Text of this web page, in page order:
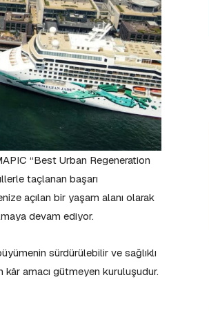
“Best Urban Regeneration
taçlanan başarı
açılan bir yaşam alanı olarak
devam ediyor.
sürdürülebilir ve sağlıklı
kâr amacı gütmeyen kuruluşudur.